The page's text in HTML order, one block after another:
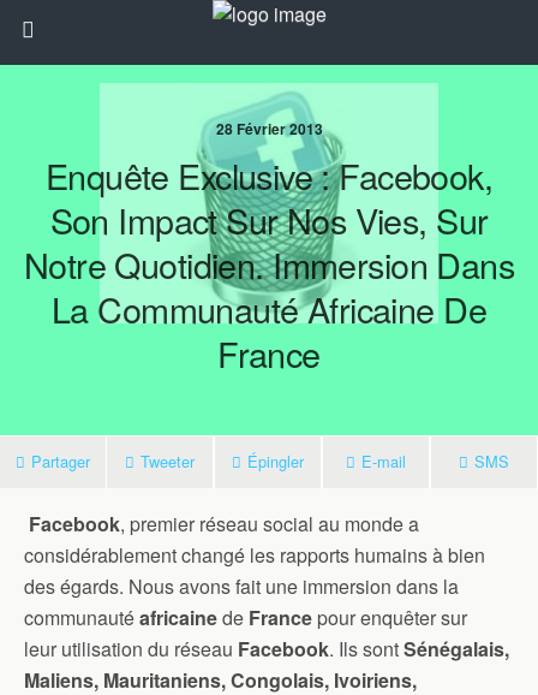
28 Février 2013
Enquête Exclusive : Facebook,
Son Impact Sur Nos Vies, Sur
Notre Quotidien. Immersion Dans
La Communauté Africaine De
France
Partager Tweeter Épingler E-mail SMS
Facebook, premier réseau social au monde a
considérablement changé les rapports humains à bien
des égards. Nous avons fait une immersion dans la
communautéafricainede France pour enquêter sur
leur utilisation du réseau Facebook. Ils sontSénégalais,
Maliens, Mauritaniens, Congolais, Ivoiriens,